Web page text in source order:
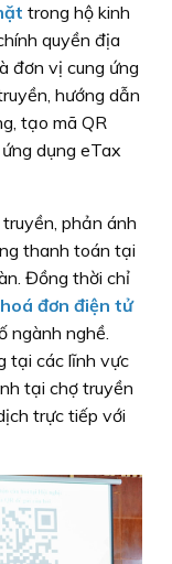
trong hộ kinh
quyền địa
đơn vị cung ứng
hướng dẫn
tạo mã QR
dụng eTax
phản ánh
thanh toán tại
Đồng thời chỉ
hoá đơn điện tử
ngành nghề.
tại các lĩnh vực
tại chợ truyền
trực tiếp với